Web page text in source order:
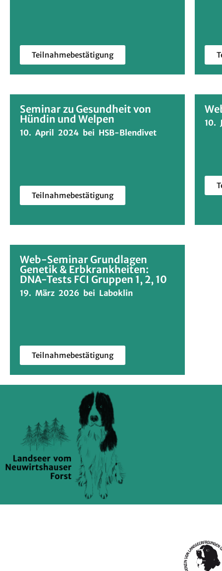
Teilnahmebestätigung
Seminar zu Gesundheit von
Hündin und Welpen
10. April 2024 bei HSB-Blendivet
Teilnahmebestätigung
10.
Web-Seminar Grundlagen
Genetik & Erbkrankheiten:
DNA-Tests FCI Gruppen 1, 2, 10
19. März 2026 bei Laboklin
Teilnahmebestätigung